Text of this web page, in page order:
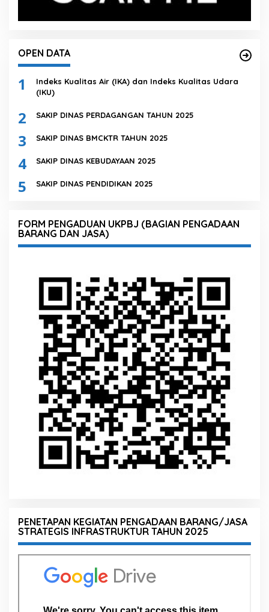
OPEN DATA
1
Indeks Kualitas Air (IKA) dan Indeks Kualitas Udara
(IKU)
2 SAKIP DINAS PERDAGANGAN TAHUN 2025
3 SAKIP DINAS BMCKTR TAHUN 2025
4 SAKIP DINAS KEBUDAYAAN 2025
5 SAKIP DINAS PENDIDIKAN 2025
FORM PENGADUAN UKPBJ (BAGIAN PENGADAAN
BARANG DAN JASA)
PENETAPAN KEGIATAN PENGADAAN BARANG/JASA
STRATEGIS INFRASTRUKTUR TAHUN 2025